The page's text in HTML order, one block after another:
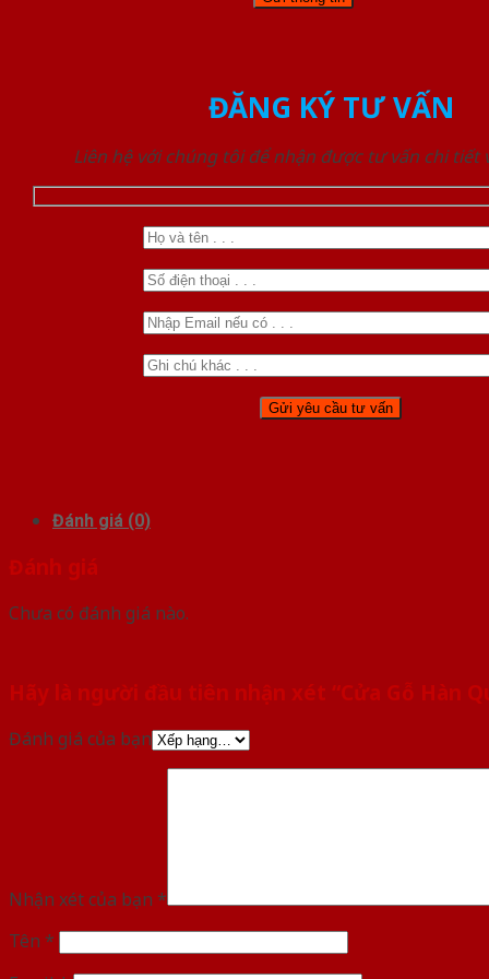
ĐĂNG KÝ TƯ VẤN
Liên hệ với chúng tôi để nhận được tư vấn chi tiết
Đánh giá (0)
Đánh giá
Chưa có đánh giá nào.
Hãy là người đầu tiên nhận xét “Cửa Gỗ Hàn
Đánh giá của bạn
Nhận xét của bạn *
Tên *